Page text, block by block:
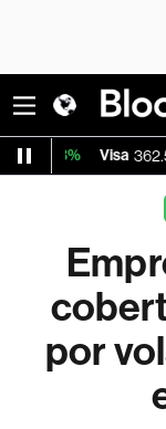
362.50 -2.15%
por